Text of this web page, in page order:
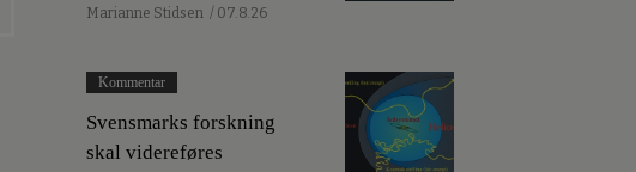
Marianne Stidsen / 07.8.26
Kommentar
Svensmarks forskning
skal videreføres